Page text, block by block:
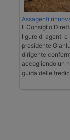
Assagenti
Il Consiglio
ligure di agenti
presidente
dirigente
accogliendo un
guida delle